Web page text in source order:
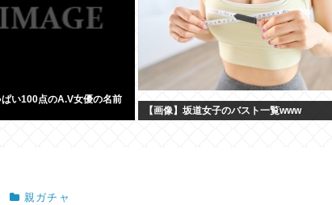
ぱい100点のA.V女優の名前
【画像】坂道女子のバスト一覧www
親ガチャ